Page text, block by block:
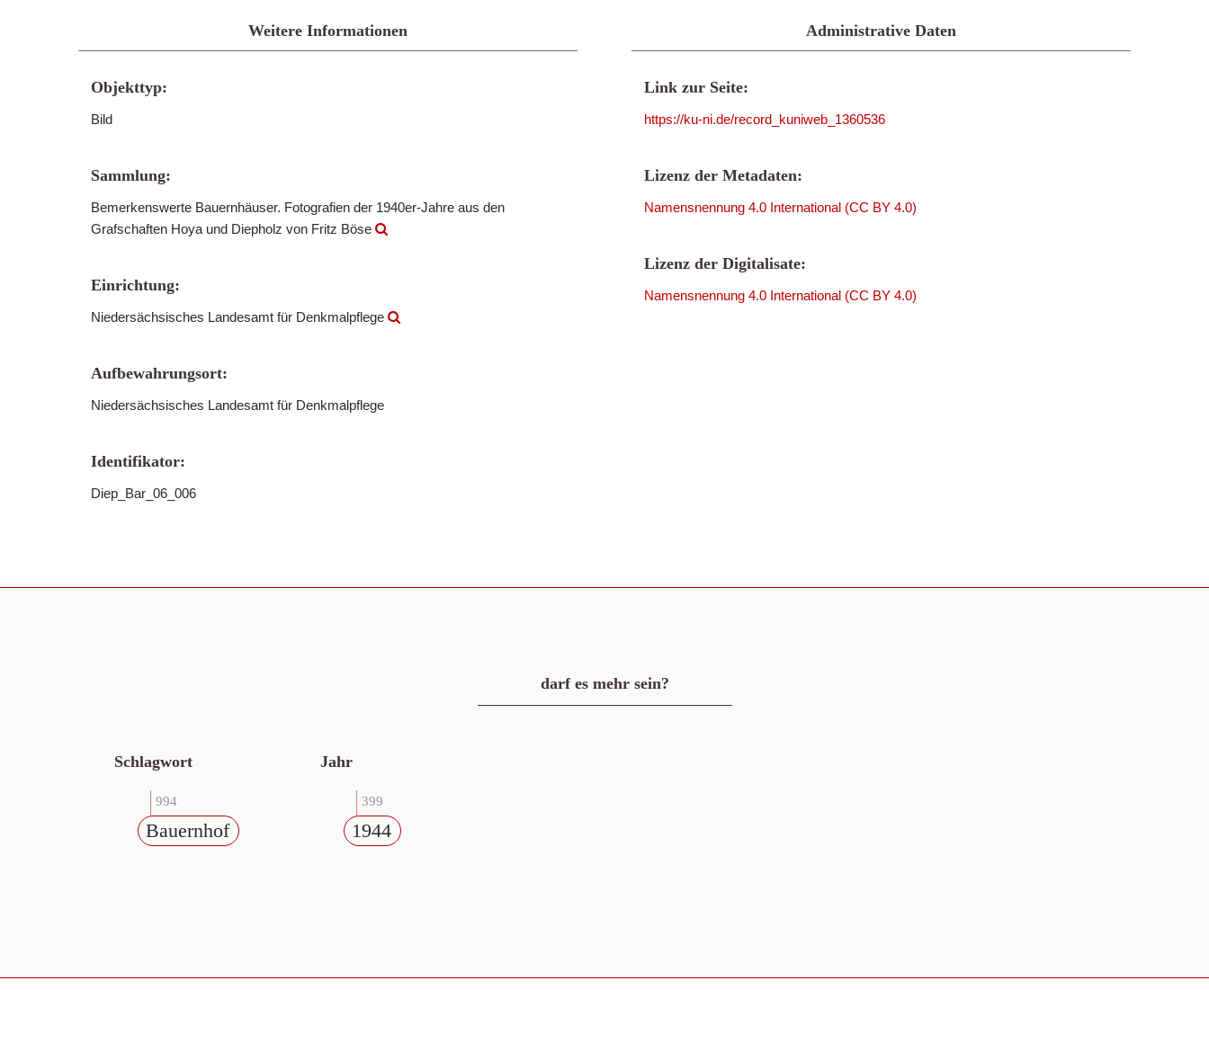
Weitere Informationen
Objekttyp:
Bild
Sammlung:
Bemerkenswerte Bauernhäuser. Fotografien der 1940er-Jahre aus den
Grafschaften Hoya und Diepholz von Fritz Böse
Einrichtung:
Niedersächsisches Landesamt für Denkmalpflege
Aufbewahrungsort:
Niedersächsisches Landesamt für Denkmalpflege
Identifikator:
Diep_Bar_06_006
Administrative Daten
Link zur Seite:
https://ku-ni.de/record_kuniweb_1360536
Lizenz der Metadaten:
Namensnennung 4.0 International (CC BY 4.0)
Lizenz der Digitalisate:
Namensnennung 4.0 International (CC BY 4.0)
darf es mehr sein?
Schlagwort
994
Bauernhof
Jahr
399
1944